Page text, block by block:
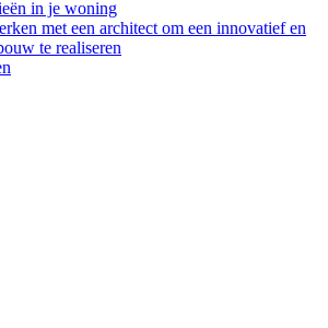
in je woning
met een architect om een innovatief en
te realiseren